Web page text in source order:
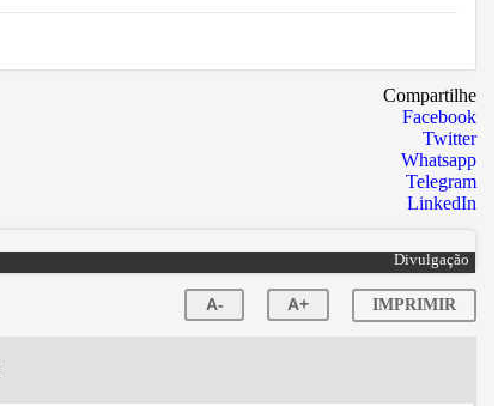
Compartilhe
Facebook
Twitter
Whatsapp
Telegram
LinkedIn
Divulgação
A- A+ IMPRIMIR